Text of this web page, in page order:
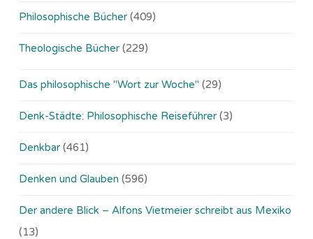
Philosophische Bücher (409)
Theologische Bücher (229)
Das philosophische "Wort zur Woche" (29)
Denk-Städte: Philosophische Reiseführer (3)
Denkbar (461)
Denken und Glauben (596)
Der andere Blick – Alfons Vietmeier schreibt aus Mexiko
(13)